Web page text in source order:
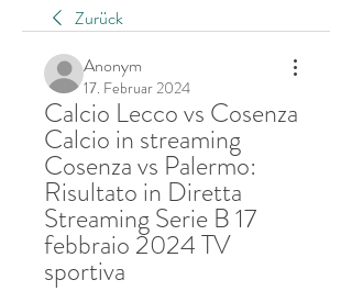
Zurück
Anonym
17. Februar 2024
Calcio Lecco vs Cosenza
Calcio in streaming
Cosenza vs Palermo:
Risultato in Diretta
Streaming Serie B 17
febbraio 2024 TV
sportiva